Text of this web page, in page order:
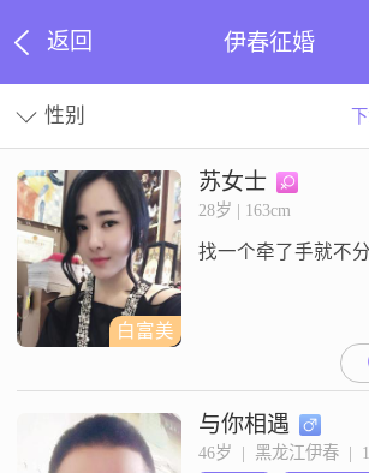
返回 伊春征婚
性别
白富美
苏女士
28岁 | 163cm
找一个牵了手就不
与你相遇
46岁  |  黑龙江伊春  |